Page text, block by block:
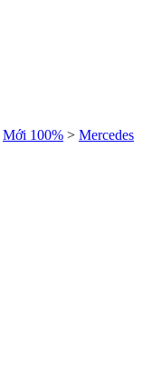
Mới 100% > Mercedes